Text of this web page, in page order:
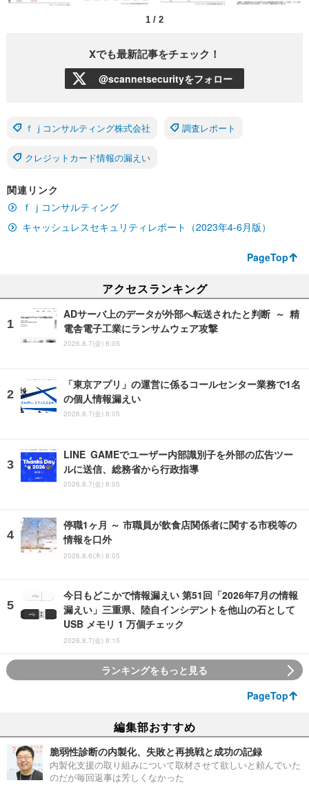
1 / 2
Xでも最新記事をチェック！
@scannetsecurityをフォロー
ｆｊコンサルティング株式会社 調査レポート
クレジットカード情報の漏えい
関連リンク
ｆｊコンサルティング
キャッシュレスセキュリティレポート（2023年4-6月版）
PageTop
アクセスランキング
ADサーバ上のデータが外部へ転送されたと判断 ～ 精
電舎電子工業にランサムウェア攻撃
2026.8.7(金) 8:05
「東京アプリ」の運営に係るコールセンター業務で1名
の個人情報漏えい
2026.8.7(金) 8:05
LINE GAMEでユーザー内部識別子を外部の広告ツー
ルに送信、総務省から行政指導
2026.8.7(金) 8:05
停職1ヶ月 ～ 市職員が飲食店関係者に関する市税等の
情報を口外
2026.8.6(木) 8:05
今日もどこかで情報漏えい 第51回「2026年7月の情報
漏えい」三重県、陸自インシデントを他山の石として
USB メモリ 1 万個チェック
2026.8.7(金) 8:15
ランキングをもっと見る
PageTop
編集部おすすめ
脆弱性診断の内製化、失敗と再挑戦と成功の記録
内製化支援の取り組みについて取材させて欲しいと頼んでいた
のだが毎回返事は芳しくなかった